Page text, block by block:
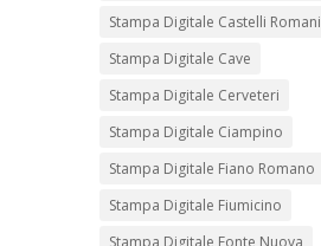
Stampa Digitale Castelli Romani
Stampa Digitale Cave
Stampa Digitale Cerveteri
Stampa Digitale Ciampino
Stampa Digitale Fiano Romano
Stampa Digitale Fiumicino
Stampa Digitale Fonte Nuova